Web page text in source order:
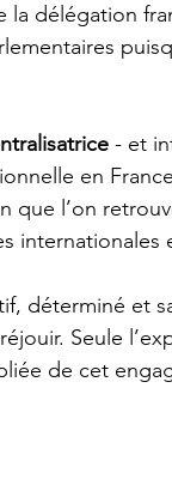
la délégation
- et
en
que l’on
internationales
déterminé et
Seule
de cet